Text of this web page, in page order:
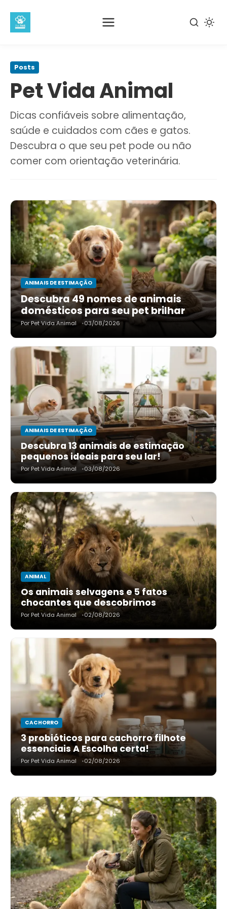
para
conteúdo
principal
Posts
Pet Vida Animal
Dicas confiáveis sobre alimentação,
saúde e cuidados com cães e gatos.
Descubra o que seu pet pode ou não
comer com orientação veterinária.
ANIMAIS DE ESTIMAÇÃO
Descubra 49 nomes de animais
domésticos para seu pet brilhar
Por Pet Vida Animal 03/08/2026
ANIMAIS DE ESTIMAÇÃO
Descubra 13 animais de estimação
pequenos ideais para seu lar!
Por Pet Vida Animal 03/08/2026
ANIMAL
Os animais selvagens e 5 fatos
chocantes que descobrimos
Por Pet Vida Animal 02/08/2026
CACHORRO
3 probióticos para cachorro filhote
essenciais A Escolha certa!
Por Pet Vida Animal 02/08/2026